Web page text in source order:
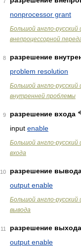
nonprocessor grant
Большой англо-русский
внепроцессорной
8
разрешение
problem resolution
Большой англо-русский
внутренней проблемы
9
разрешение входа
input enable
Большой англо-русский
входа
10
разрешение
output enable
Большой англо-русский
вывода
11
разрешение выхода
output enable